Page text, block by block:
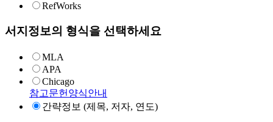
RefWorks
서지정보의 형식을 선택하세요
MLA
APA
Chicago
참고문헌양식안내
간략정보 (제목, 저자, 연도)